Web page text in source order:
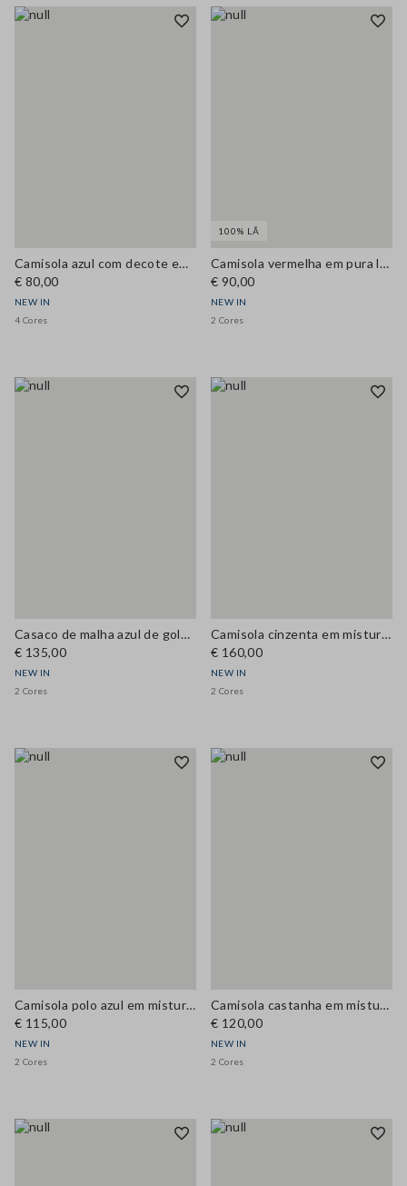
Camisola azul com decote em V em mistura de lã e caxemira, regular fit
€ 80,00
NEW IN
4 Cores
100% LÃ
Camisola vermelha em pura lã, corte regular
€ 90,00
NEW IN
2 Cores
Casaco de malha azul de gola redonda em mistura de lã e caxemira, corte regular
€ 135,00
NEW IN
2 Cores
Camisola cinzenta em mistura de lã com malha vazada, decote redondo, corte oversize
€ 160,00
NEW IN
2 Cores
Camisola polo azul em mistura de lã e caxemira, corte regular
€ 115,00
NEW IN
2 Cores
Camisola castanha em mistura de viscose com decote redondo e botões, corte regular
€ 120,00
NEW IN
2 Cores